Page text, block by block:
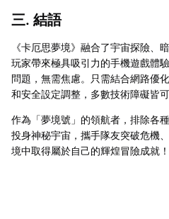
三. 結語
《卡厄思夢境》融合了宇宙探險、
玩家帶來極具吸引力的手機遊戲體
問題，無需焦慮。只需結合網路優
和安全設定調整，多數技術障礙皆可
作為「夢境號」的領航者，排除各
投身神秘宇宙，攜手隊友突破危機
境中取得屬於自己的輝煌冒險成就！